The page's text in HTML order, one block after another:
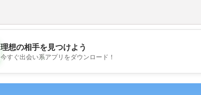
💖
理想の相手を見つけよう
今すぐ出会い系アプリをダウンロード！